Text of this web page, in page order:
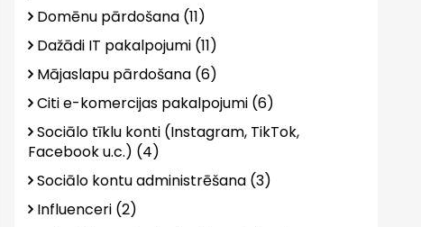
Domēnu pārdošana (11)
Dažādi IT pakalpojumi (11)
Mājaslapu pārdošana (6)
Citi e-komercijas pakalpojumi (6)
Sociālo tīklu konti (Instagram, TikTok,
Facebook u.c.) (4)
Sociālo kontu administrēšana (3)
Influenceri (2)